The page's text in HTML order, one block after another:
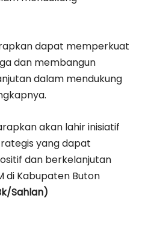
dapat memperkuat
dan membangun
dalam mendukung
akan lahir inisiatif
yang dapat
dan berkelanjutan
di Kabupaten Buton
Sahlan)